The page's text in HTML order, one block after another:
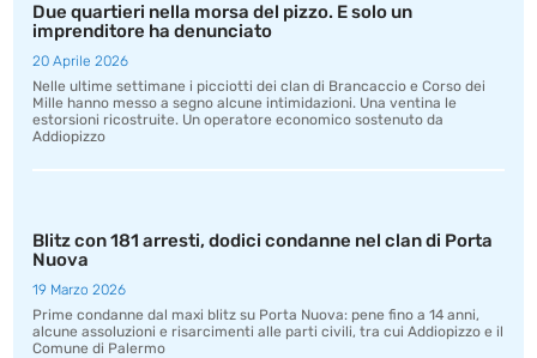
Due quartieri nella morsa del pizzo. E solo un
imprenditore ha denunciato
20 Aprile 2026
Nelle ultime settimane i picciotti dei clan di Brancaccio e Corso dei
Mille hanno messo a segno alcune intimidazioni. Una ventina le
estorsioni ricostruite. Un operatore economico sostenuto da
Addiopizzo
Blitz con 181 arresti, dodici condanne nel clan di Porta
Nuova
19 Marzo 2026
Prime condanne dal maxi blitz su Porta Nuova: pene fino a 14 anni,
alcune assoluzioni e risarcimenti alle parti civili, tra cui Addiopizzo e il
Comune di Palermo